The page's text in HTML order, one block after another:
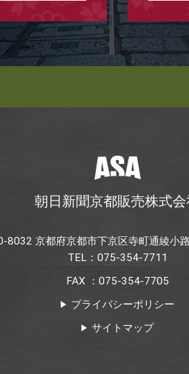
朝日新聞京都販売株式会
8032 京都府京都市下京区寺町通綾小
TEL：075-354-7711
FAX ：075-354-7705
プライバシーポリシー
サイトマップ